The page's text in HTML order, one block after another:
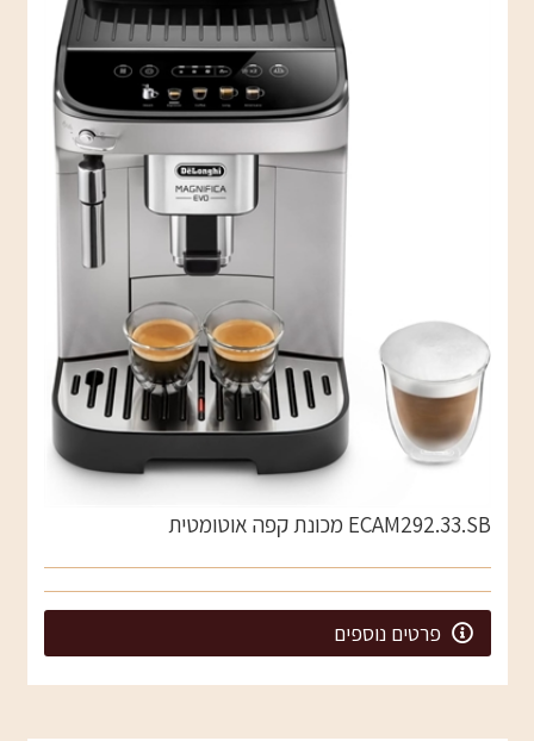
ECAM292.33.SB מכונת קפה אוטומטית
פרטים נוספים